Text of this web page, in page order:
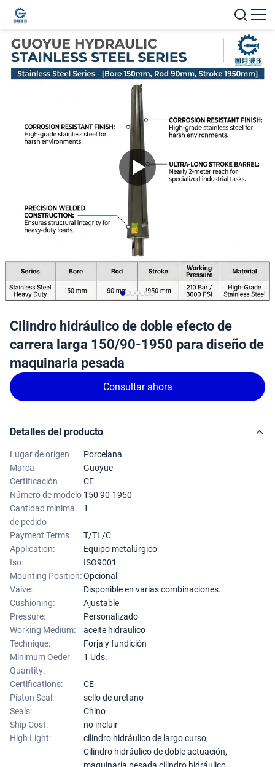
Cilindro hidráulico de doble efecto de
carrera larga 150/90-1950 para diseño de
maquinaria pesada
Consultar ahora
Detalles del producto
Lugar de origen
Porcelana
Marca
Guoyue
Certificación
CE
Número de modelo 150 90-1950
Cantidad mínima
de pedido
1
Payment Terms
T/TL/C
Application:
Equipo metalúrgico
Iso:
ISO9001
Mounting Position:Opcional
Valve:
Disponible en varias combinaciones.
Cushioning:
Ajustable
Pressure:
Personalizado
Working Medium:
aceite hidraulico
Technique:
Forja y fundición
Minimum Oeder
Quantity:
1 Uds.
Certifications:
CE
Piston Seal:
sello de uretano
Seals:
Chino
Ship Cost:
no incluir
High Light:
cilindro hidráulico de largo curso,
Cilindro hidráulico de doble actuación,